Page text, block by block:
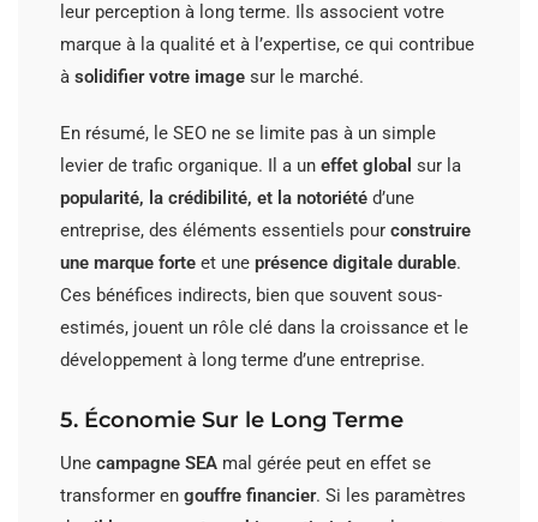
leur perception à long terme. Ils associent votre
marque à la qualité et à l’expertise, ce qui contribue
à solidifier votre image sur le marché.
En résumé, le SEO ne se limite pas à un simple
levier de trafic organique. Il a un effet global sur la
popularité, la crédibilité, et la notoriété d’une
entreprise, des éléments essentiels pour construire
une marque forte et une présence digitale durable.
Ces bénéfices indirects, bien que souvent sous-
estimés, jouent un rôle clé dans la croissance et le
développement à long terme d’une entreprise.
5. Économie Sur le Long Terme
Une campagne SEA mal gérée peut en effet se
transformer en gouffre financier. Si les paramètres